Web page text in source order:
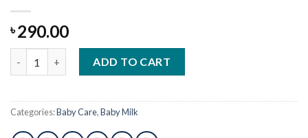
৳290.00
ADD TO CART
Categories:Baby Care,Baby Milk